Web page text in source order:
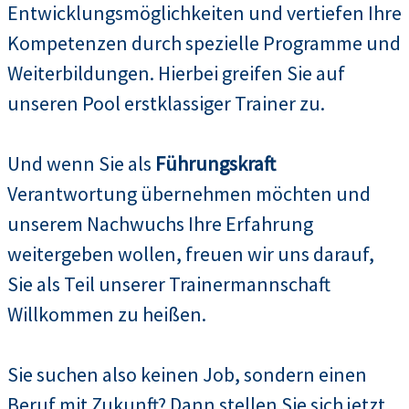
Entwicklungsmöglichkeiten und vertiefen Ihre
Kompetenzen durch spezielle Programme und
Weiterbildungen. Hierbei greifen Sie auf
unseren Pool erstklassiger Trainer zu.
Und wenn Sie als Führungskraft
Verantwortung übernehmen möchten und
unserem Nachwuchs Ihre Erfahrung
weitergeben wollen, freuen wir uns darauf,
Sie als Teil unserer Trainermannschaft
Willkommen zu heißen.
Sie suchen also keinen Job, sondern einen